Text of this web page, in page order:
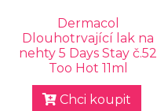
Dermacol
Dlouhotrvající lak na
nehty 5 Days Stay č.52
Too Hot 11ml
Chci koupit